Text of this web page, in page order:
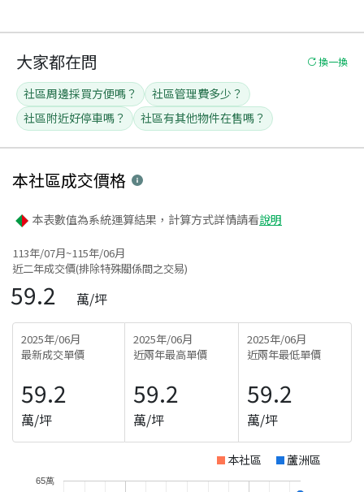
大家都在問 換一換
社區周邊採買方便嗎？
社區管理費多少？
社區附近好停車嗎？
社區有其他物件在售嗎？
本社區成交價格
本表數值為系統運算結果，計算方式詳情請看說明
113年/07月~115年/06月
近二年成交價(排除特殊關係間之交易)
59.2 萬/坪
2025年/06月
最新成交單價
59.2
萬/坪
2025年/06月
近兩年最高單價
59.2
萬/坪
2025年/06月
近兩年最低單價
59.2
萬/坪
本社區 蘆洲區
65萬